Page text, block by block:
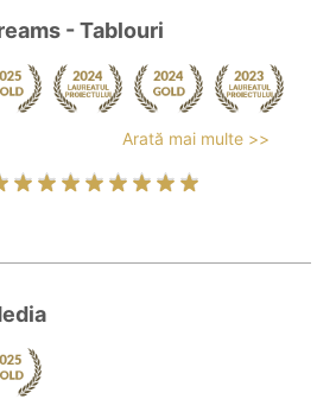
- Tablouri
Arată mai multe >>